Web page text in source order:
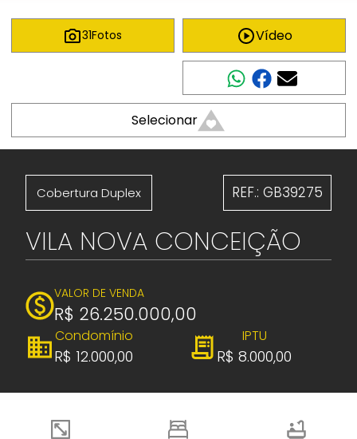
31Fotos Vídeo
Compartilhar
Selecionar
Cobertura Duplex REF.: GB39275
VILA NOVA CONCEIÇÃO
VALOR DE VENDA
R$ 26.250.000,00
Condomínio
R$ 12.000,00
IPTU
R$ 8.000,00